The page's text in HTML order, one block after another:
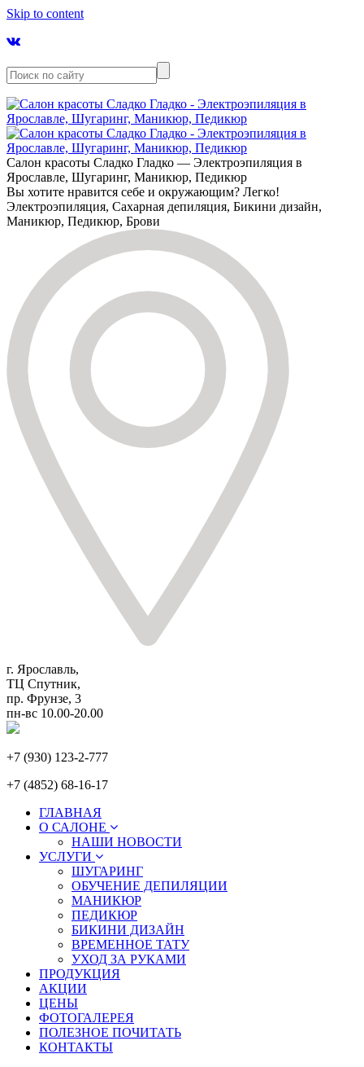
Skip to content
Салон красоты Сладко Гладко — Электроэпиляция в
Ярославле, Шугаринг, Маникюр, Педикюр
Вы хотите нравится себе и окружающим? Легко!
Электроэпиляция, Сахарная депиляция, Бикини дизайн,
Маникюр, Педикюр, Брови
г. Ярославль,
ТЦ Спутник,
пр. Фрунзе, 3
пн-вс 10.00-20.00
+7 (930) 123-2-777
+7 (4852) 68-16-17
ГЛАВНАЯ
О САЛОНЕ
НАШИ НОВОСТИ
УСЛУГИ
ШУГАРИНГ
ОБУЧЕНИЕ ДЕПИЛЯЦИИ
МАНИКЮР
ПЕДИКЮР
БИКИНИ ДИЗАЙН
ВРЕМЕННОЕ ТАТУ
УХОД ЗА РУКАМИ
ПРОДУКЦИЯ
АКЦИИ
ЦЕНЫ
ФОТОГАЛЕРЕЯ
ПОЛЕЗНОЕ ПОЧИТАТЬ
КОНТАКТЫ